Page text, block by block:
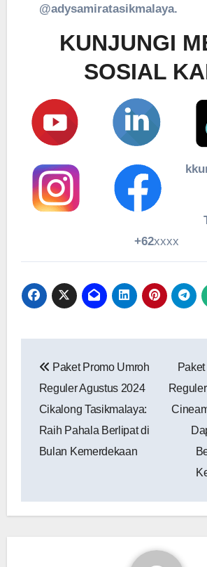
@adysamiratasikmalaya.
KUNJUNGI
SOSIAL
+62xxxx
pos
Paket Promo Umroh
Reguler Agustus 2024
Cikalong Tasikmalaya:
Raih Pahala Berlipat di
Bulan Kemerdekaan